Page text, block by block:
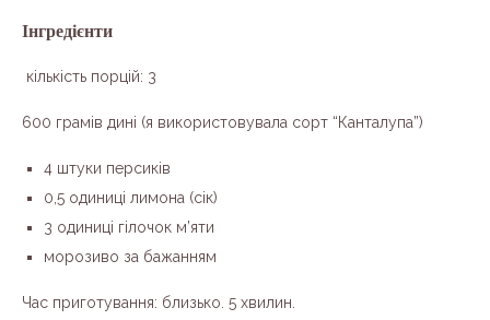
Інгредієнти
кількість порцій: 3
600 грамів дині (я використовувала сорт “Канталупа”)
4 штуки персиків
0,5 одиниці лимона (сік)
3 одиниці гілочок м’яти
морозиво за бажанням
Час приготування: близько. 5 хвилин.